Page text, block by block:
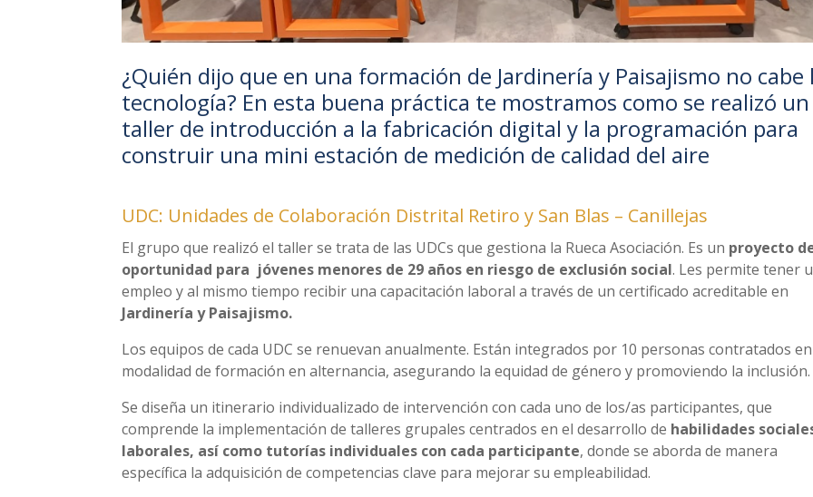
¿Quién dijo que en una formación de Jardinería y Paisajismo no cabe
tecnología? En esta buena práctica te mostramos como se realizó un
taller de introducción a la fabricación digital y la programación para
construir una mini estación de medición de calidad del aire
UDC: Unidades de Colaboración Distrital Retiro y San Blas – Canillejas
El grupo que realizó el taller se trata de las UDCs que gestiona la Rueca Asociación. Es un proyecto
oportunidad para jóvenes menores de 29 años en riesgo de exclusión social. Les permite tener
empleo y al mismo tiempo recibir una capacitación laboral a través de un certificado acreditable en
Jardinería y Paisajismo.
Los equipos de cada UDC se renuevan anualmente. Están integrados por 10 personas contratados en
modalidad de formación en alternancia, asegurando la equidad de género y promoviendo la inclusión.
Se diseña un itinerario individualizado de intervención con cada uno de los/as participantes, que
comprende la implementación de talleres grupales centrados en el desarrollo de habilidades
laborales, así como tutorías individuales con cada participante, donde se aborda de manera
específica la adquisición de competencias clave para mejorar su empleabilidad.